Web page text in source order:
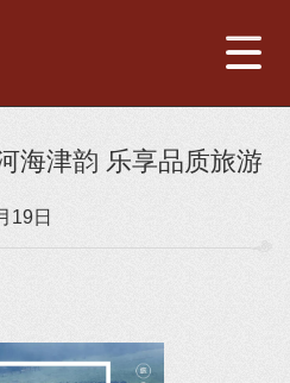
海津韵 乐享品质旅游
19日